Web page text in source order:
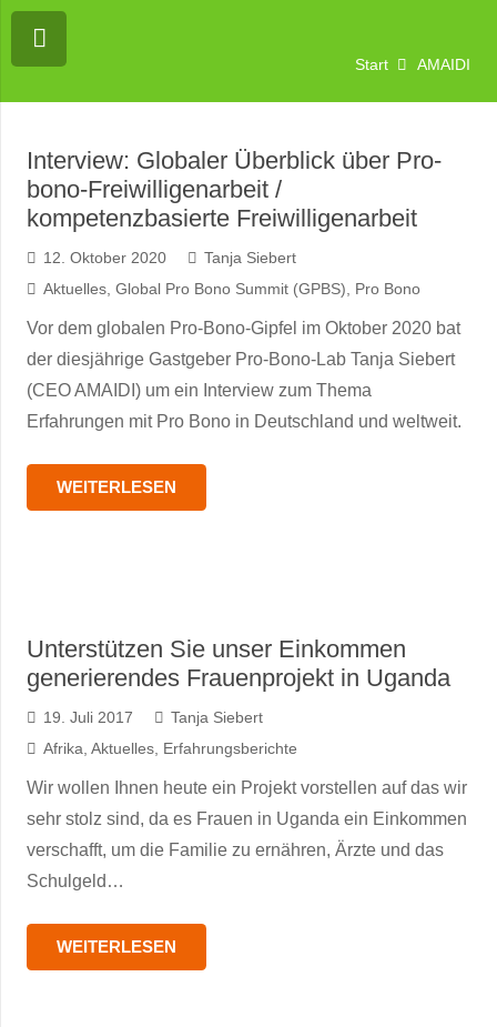
Start AMAIDI
Interview: Globaler Überblick über Pro-
bono-Freiwilligenarbeit /
kompetenzbasierte Freiwilligenarbeit
12. Oktober 2020
Tanja Siebert
Aktuelles, Global Pro Bono Summit (GPBS) Pro Bono
Vor dem globalen Pro-Bono-Gipfel im Oktober 2020 bat
der diesjährige Gastgeber Pro-Bono-Lab Tanja Siebert
(CEO AMAIDI) um ein Interview zum Thema
Erfahrungen mit Pro Bono in Deutschland und weltweit.
WEITERLESEN
Unterstützen Sie unser Einkommen
generierendes Frauenprojekt in Uganda
19. Juli 2017
Tanja Siebert
Afrika Aktuelles, Erfahrungsberichte
Wir wollen Ihnen heute ein Projekt vorstellen auf das wir
sehr stolz sind, da es Frauen in Uganda ein Einkommen
verschafft, um die Familie zu ernähren, Ärzte und das
Schulgeld…
WEITERLESEN